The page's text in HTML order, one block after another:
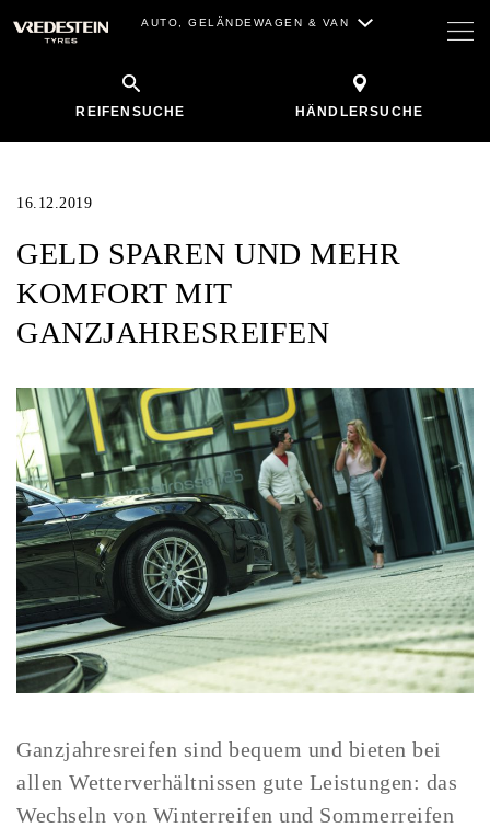
AUTO, GELÄNDEWAGEN & VAN
REIFENSUCHE HÄNDLERSUCHE
16.12.2019
GELD SPAREN UND MEHR
KOMFORT MIT
GANZJAHRESREIFEN
Ganzjahresreifen sind bequem und bieten bei
allen Wetterverhältnissen gute Leistungen: das
Wechseln von Winterreifen und Sommerreifen